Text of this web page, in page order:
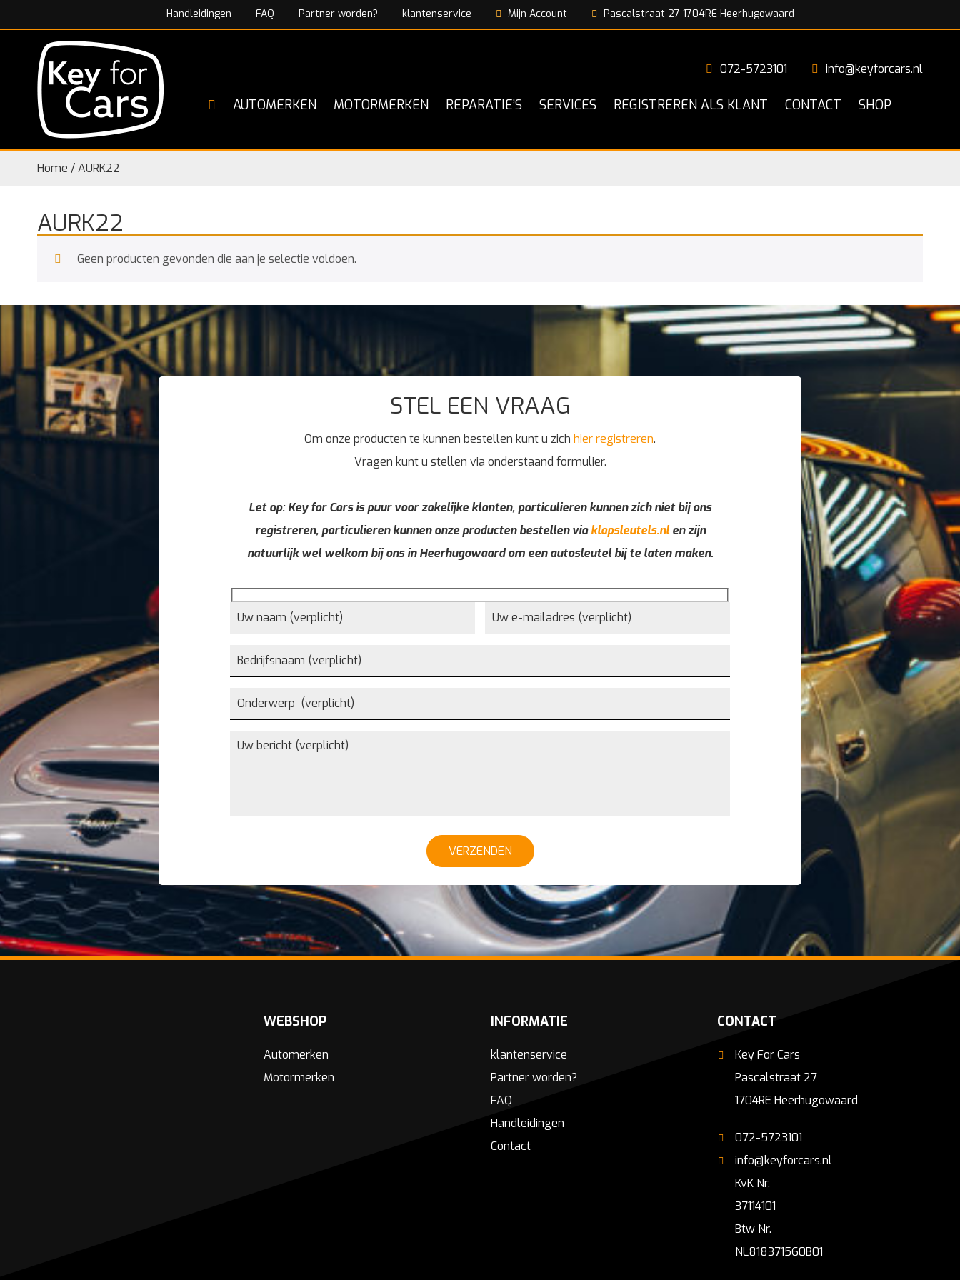
Handleidingen FAQ Partner worden? klantenservice Mijn Account Pascalstraat 27 1704RE Heerhugowaard
072-5723101 info@keyforcars.nl
AUTOMERKEN MOTORMERKEN REPARATIE’S SERVICES REGISTREREN ALS KLANT CONTACT SHOP
Home /AURK22
AURK22
Geen producten gevonden die aan je selectie voldoen.
STEL EEN VRAAG
Om onze producten te kunnen bestellen kunt u zich hier registreren.
Vragen kunt u stellen via onderstaand formulier.
Let op: Key for Cars is puur voor zakelijke klanten, particulieren kunnen zich niet bij ons
registreren, particulieren kunnen onze producten bestellen viaklapsleutels.nlen zijn
natuurlijk wel welkom bij ons in Heerhugowaard om een autosleutel bij te laten maken.
VERZENDEN
WEBSHOP
Automerken
Motormerken
INFORMATIE
klantenservice
Partner worden?
FAQ
Handleidingen
Contact
CONTACT
Key For Cars
Pascalstraat 27
1704RE Heerhugowaard
072-5723101
info@keyforcars.nl
KvK Nr.
37114101
Btw Nr.
NL818371560B01